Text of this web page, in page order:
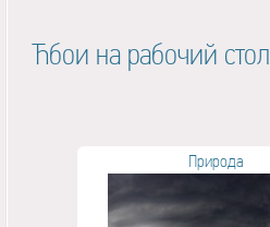
Ћбои на рабочий стол
Природа